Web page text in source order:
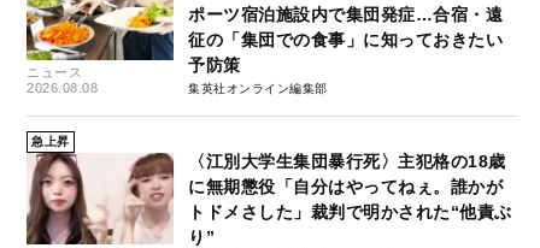
ニュース
2026.08.08
ポーツ宿泊施設内で集団発症…合宿・遠
征の「集団での食事」に知っておきたい
予防策
集英社オンライン編集部
急上昇
〈江別大学生集団暴行死〉主犯格の18歳
に無期懲役「自分はやってねぇ。誰かが
トドメさした」裁判で明かされた“他責ぶ
り”